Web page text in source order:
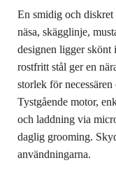
En smidig och
näsa, skägglinje,
designen ligger skönt
rostfritt stål ger en
storlek för
Tystgående motor,
och laddning via
daglig grooming.
användningarna.